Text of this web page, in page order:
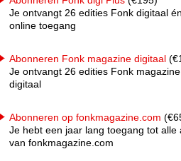
Je ontvangt 26 edities Fonk digitaal
online toegang
Abonneren Fonk magazine digitaal
Je ontvangt 26 edities Fonk
digitaal
Abonneren op fonkmagazine.com
Je hebt een jaar lang toegang tot alle
van fonkmagazine.com